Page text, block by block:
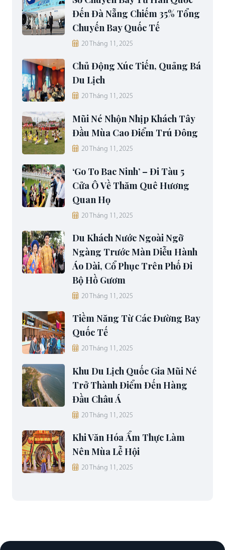
Đến Đà Nẵng Chiếm 35% Tổng
Chuyến Bay Quốc Tế
20 Tháng 11, 2025
Chủ Động Xúc Tiến, Quảng Bá
Du Lịch
20 Tháng 11, 2025
Mũi Né Nhộn Nhịp Khách Tây
Đầu Mùa Cao Điểm Trú Đông
20 Tháng 11, 2025
‘Go To Bac Ninh’ – Đi Tàu 5
Cửa Ô Về Thăm Quê Hương
Quan Họ
20 Tháng 11, 2025
Du Khách Nước Ngoài Ngỡ
Ngàng Trước Màn Diễu Hành
Áo Dài, Cổ Phục Trên Phố Đi
Bộ Hồ Gươm
20 Tháng 11, 2025
Tiềm Năng Từ Các Đường Bay
Quốc Tế
20 Tháng 11, 2025
Khu Du Lịch Quốc Gia Mũi Né
Trở Thành Điểm Đến Hàng
Đầu Châu Á
20 Tháng 11, 2025
Khi Văn Hóa Ẩm Thực Làm
Nên Mùa Lễ Hội
20 Tháng 11, 2025